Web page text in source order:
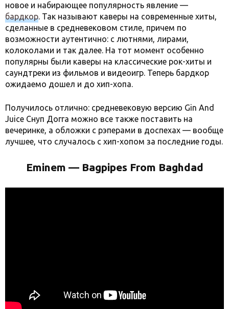
новое и набирающее популярность явление —
бардкор. Так называют каверы на современные хиты,
сделанные в средневековом стиле, причем по
возможности аутентично: с лютнями, лирами,
колоколами и так далее. На тот момент особенно
популярны были каверы на классические рок-хиты и
саундтреки из фильмов и видеоигр. Теперь бардкор
ожидаемо дошел и до хип-хопа.
Получилось отлично: средневековую версию Gin And
Juice Снуп Догга можно все также поставить на
вечеринке, а обложки с рэперами в доспехах — вообще
лучшее, что случалось с хип-хопом за последние годы.
Eminem — Bagpipes From Baghdad